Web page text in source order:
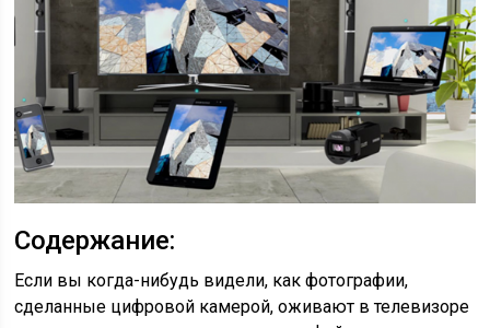
Содержание:
Если вы когда-нибудь видели, как фотографии,
сделанные цифровой камерой, оживают в телевизоре